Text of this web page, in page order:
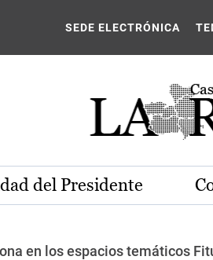
SEDE ELECTRÓNICA
del Presidente
en los espacios temáticos